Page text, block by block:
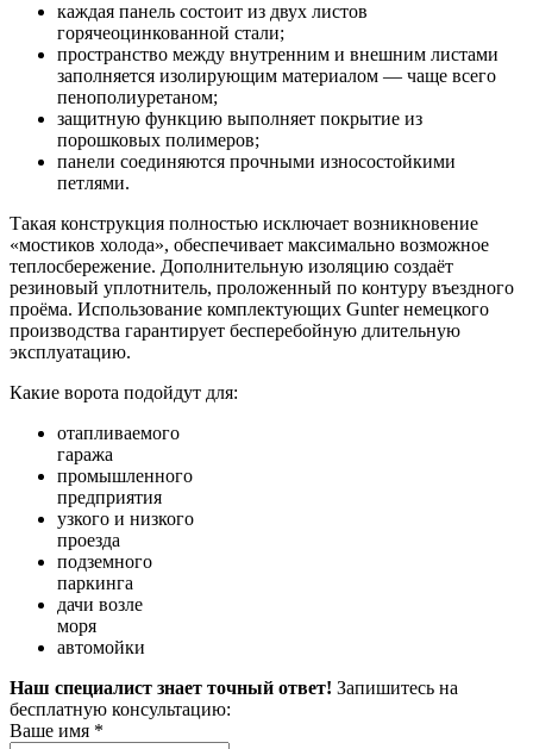
каждая панель состоит из двух листов
горячеоцинкованной стали;
пространство между внутренним и внешним листами
заполняется изолирующим материалом — чаще всего
пенополиуретаном;
защитную функцию выполняет покрытие из
порошковых полимеров;
панели соединяются прочными износостойкими
петлями.
Такая конструкция полностью исключает возникновение
«мостиков холода», обеспечивает максимально возможное
теплосбережение. Дополнительную изоляцию создаёт
резиновый уплотнитель, проложенный по контуру въездного
проёма. Использование комплектующих Gunter немецкого
производства гарантирует бесперебойную длительную
эксплуатацию.
Какие ворота подойдут для:
отапливаемого
гаража
промышленного
предприятия
узкого и низкого
проезда
подземного
паркинга
дачи возле
моря
автомойки
Наш специалист знает точный ответ! Запишитесь на
бесплатную консультацию:
Ваше имя *